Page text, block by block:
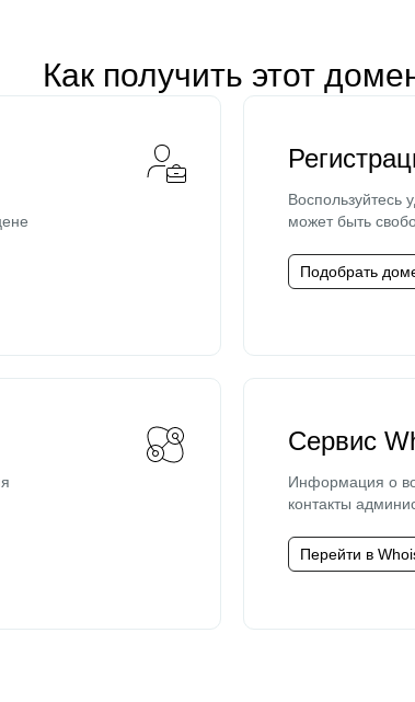
Как получить этот
может быть
Подобрать
Сервис
Информация о
контакты
Перейти в